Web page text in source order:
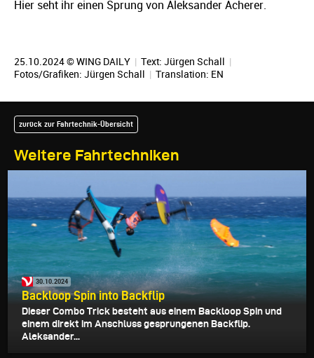
Hier seht ihr einen Sprung von Aleksander Acherer.
25.10.2024 © WING DAILY | Text: Jürgen Schall |
Fotos/Grafiken: Jürgen Schall | Translation: EN
Weitere Fahrtechniken
zurück zur Fahrtechnik-Übersicht
30.10.2024
Backloop Spin into Backflip
Dieser Combo Trick besteht aus einem Backloop Spin und
einem direkt im Anschluss gesprungenen Backflip.
Aleksander...